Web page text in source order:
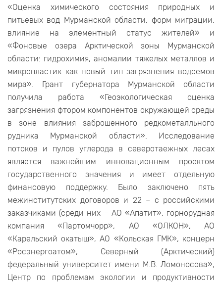
«Оценка химического состояния природных и
питьевых вод Мурманской области, форм миграции,
влияние на элементный статус жителей» и
«Фоновые озера Арктической зоны Мурманской
области: гидрохимия, аномалии тяжелых металлов и
микропластик как новый тип загрязнения водоемов
мира». Грант губернатора Мурманской области
получила работа «Геоэкологическая оценка
загрязнения фтором компонентов окружающей среды
в зоне влияния заброшенного редкометалльного
рудника Мурманской области». Исследование
потоков и пулов углерода в северотаежных лесах
является важнейшим инновационным проектом
государственного значения и имеет отдельную
финансовую поддержку. Было заключено пять
межинститутских договоров и 22 – с российскими
заказчиками (среди них – АО «Апатит», горнорудная
компания «Партомчорр», АО «ОЛКОН», АО
«Карельский окатыш», АО «Кольская ГМК», концерн
«Росэнергоатом», Северный (Арктический)
федеральный университет имени М.В. Ломоносова»,
Центр по проблемам экологии и продуктивности